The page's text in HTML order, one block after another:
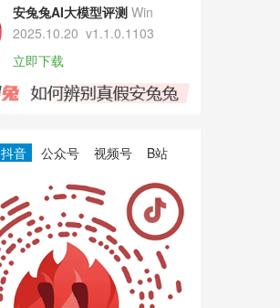
安兔兔AI大模型评测 Win
2025.10.20 v1.1.0.1103
立即下载
抖音 公众号 视频号 B站